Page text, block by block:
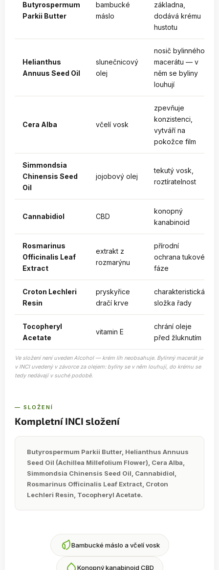
Butyrospermum
Parkii Butter
bambucké
máslo
základna,
dodává krému
hustotu
Helianthus
Annuus Seed Oil
slunečnicový
olej
nosič bylinného
macerátu — v
něm se byliny
louhují
Cera Alba včelí vosk
zpevňuje
konzistenci,
vytváří na
pokožce film
Simmondsia
Chinensis Seed
Oil
jojobový olej
tekutý vosk,
roztíratelnost
Cannabidiol CBD
konopný
kanabinoid
Rosmarinus
Officinalis Leaf
Extract
extrakt z
rozmarýnu
přírodní
ochrana tukové
fáze
Croton Lechleri
Resin
pryskyřice
dračí krve
charakteristická
složka řady
Tocopheryl
Acetate
vitamin E
chrání oleje
před žluknutím
Ve složení není uvedenAlcohol— krém líh neobsahuje. Bylinný macerát je
v INCI uvedený v závorce za olejem: byliny se v něm louhují, do krému se
tedy nedávají v suché podobě.
— SLOŽENÍ
Kompletní INCI složení
Butyrospermum Parkii Butter, Helianthus Annuus
Seed Oil (Achillea Millefolium Flower), Cera Alba,
Simmondsia Chinensis Seed Oil, Cannabidiol,
Rosmarinus Officinalis Leaf Extract, Croton
Lechleri Resin, Tocopheryl Acetate.
Bambucké máslo a včelí vosk
Konopný kanabinoid CBD